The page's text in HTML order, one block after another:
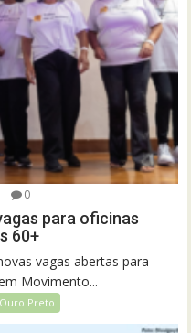
0
para oficinas
60+
vagas abertas para
Movimento...
Ouro Preto